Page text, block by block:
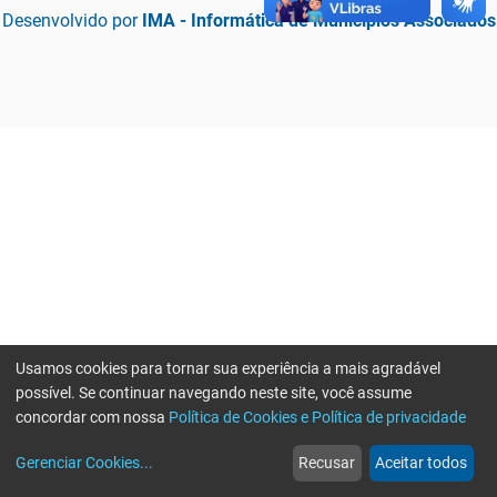
Desenvolvido por IMA - Informática de Municípios Associados
web
Notícias
more_horiz
Mais
Usamos cookies para tornar sua experiência a mais agradável
possível. Se continuar navegando neste site, você assume
concordar com nossa Política de Cookies e Política de privacidade
Gerenciar Cookies... Recusar Aceitar todos
Erro ao enviar informações, por favor tente novamente